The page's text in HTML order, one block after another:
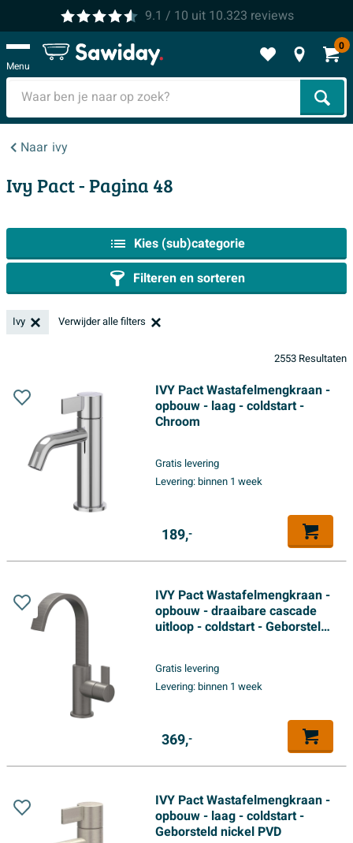
9.1 / 10 uit 10.323 reviews
Menu
0
Naar ivy
Ivy Pact- Pagina 48
Kies (sub)categorie
Filteren en sorteren
Ivy Verwijder alle filters
2553 Resultaten
IVY Pact Wastafelmengkraan -
opbouw - laag - coldstart -
Chroom
Gratis levering
Levering:binnen 1 week
189,-
IVY Pact Wastafelmengkraan -
opbouw - draaibare cascade
uitloop - coldstart - Geborsteld
Gratis levering
Levering:binnen 1 week
369,-
IVY Pact Wastafelmengkraan -
opbouw - laag - coldstart -
Geborsteld nickel PVD